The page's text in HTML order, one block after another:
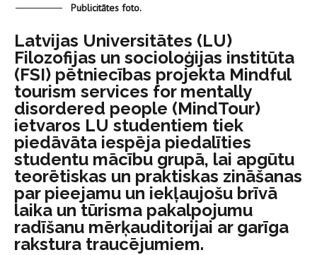
Publicitātes foto.
Latvijas Universitātes (LU)
Filozofijas un socioloģijas institūta
(FSI) pētniecības projekta Mindful
tourism services for mentally
disordered people (MindTour)
ietvaros LU studentiem tiek
piedāvāta iespēja piedalīties
studentu mācību grupā, lai apgūtu
teorētiskas un praktiskas zināšanas
par pieejamu un iekļaujošu brīvā
laika un tūrisma pakalpojumu
radīšanu mērķauditorijai ar garīga
rakstura traucējumiem.